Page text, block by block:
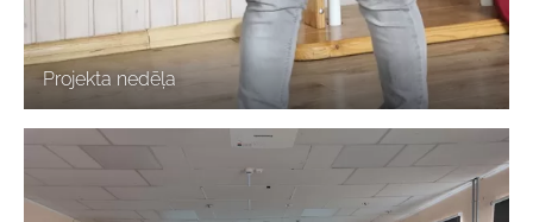
Projekta nedēļa